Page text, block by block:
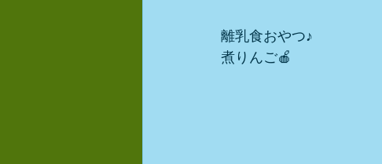
離乳食おやつ♪
煮りんご🍎